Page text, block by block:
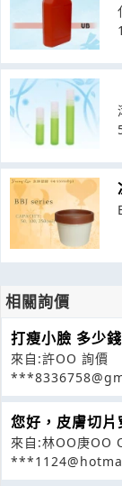
相關詢價
打瘦小臉 多少
來自:許OO 詢價
您好，皮膚切
來自:林OO庚OO